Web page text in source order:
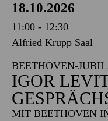
18.10.2026
11:00 - 12:30
Alfried Krupp Saal
BEETHOVEN-
IGOR
MIT BEETHOVEN